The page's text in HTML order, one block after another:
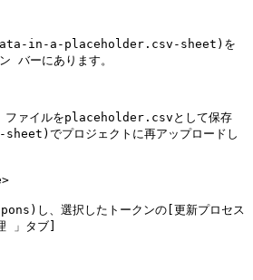
in-a-placeholder.csv-sheet)を
ーにあります。
、ファイルをplaceholder.csvとして保存
プロジェクトに再アップロードし
し、選択したトークンの[更新プロセス
タブ]